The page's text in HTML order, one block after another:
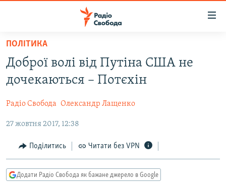
Перейти
основного
матеріалу
до
навігації
Перейти
пошуку
РАДІО СВОБОДА – 70 РОКІВ
ВСЕ ЗА ДОБУ
ПОЛІТИКА
ЕКОНОМІКА
СУСПІЛЬСТВО
СПОРТ
ВІЙНА
РОСІЙСЬКА «ФІЛЬТРАЦІЯ»
ДОНБАС.РЕАЛІЇ
КРИМ.РЕАЛІЇ
ТИ ЯК?
ПОЛІТИКА
Доброї волі від Путіна США не
дочекаються – Потєхін
Радіо Свобода Олександр Лащенко
27 жовтня 2017, 12:38
Поділитись Читати без VPN
Додати Радіо Свобода як бажане джерело в Google